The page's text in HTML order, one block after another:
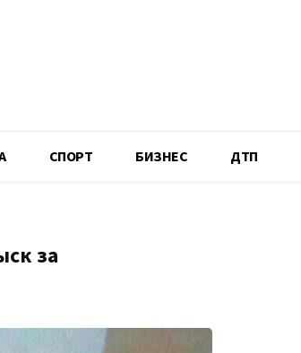
СПОРТ БИЗНЕС ДТП
за